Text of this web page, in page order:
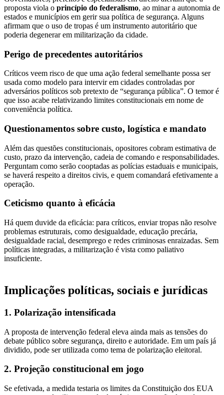
proposta viola o princípio do federalismo, ao minar a autonomia de
estados e municípios em gerir sua política de segurança. Alguns
afirmam que o uso de tropas é um instrumento autoritário que
poderia degenerar em militarização da cidade.
Perigo de precedentes autoritários
Críticos veem risco de que uma ação federal semelhante possa ser
usada como modelo para intervir em cidades controladas por
adversários políticos sob pretexto de “segurança pública”. O temor é
que isso acabe relativizando limites constitucionais em nome de
conveniência política.
Questionamentos sobre custo, logística e mandato
Além das questões constitucionais, opositores cobram estimativa de
custo, prazo da intervenção, cadeia de comando e responsabilidades.
Perguntam como serão cooptadas as polícias estaduais e municipais,
se haverá respeito a direitos civis, e quem comandará efetivamente a
operação.
Ceticismo quanto à eficácia
Há quem duvide da eficácia: para críticos, enviar tropas não resolve
problemas estruturais, como desigualdade, educação precária,
desigualdade racial, desemprego e redes criminosas enraizadas. Sem
políticas integradas, a militarização é vista como paliativo
insuficiente.
Implicações políticas, sociais e jurídicas
1. Polarização intensificada
A proposta de intervenção federal eleva ainda mais as tensões do
debate público sobre segurança, direito e autoridade. Em um país já
dividido, pode ser utilizada como tema de polarização eleitoral.
2. Projeção constitucional em jogo
Se efetivada, a medida testaria os limites da Constituição dos EUA